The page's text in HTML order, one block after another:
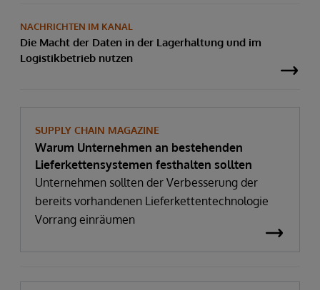
NACHRICHTEN IM KANAL
Die Macht der Daten in der Lagerhaltung und im
Logistikbetrieb nutzen
SUPPLY CHAIN MAGAZINE
Warum Unternehmen an bestehenden
Lieferkettensystemen festhalten sollten
Unternehmen sollten der Verbesserung der
bereits vorhandenen Lieferkettentechnologie
Vorrang einräumen